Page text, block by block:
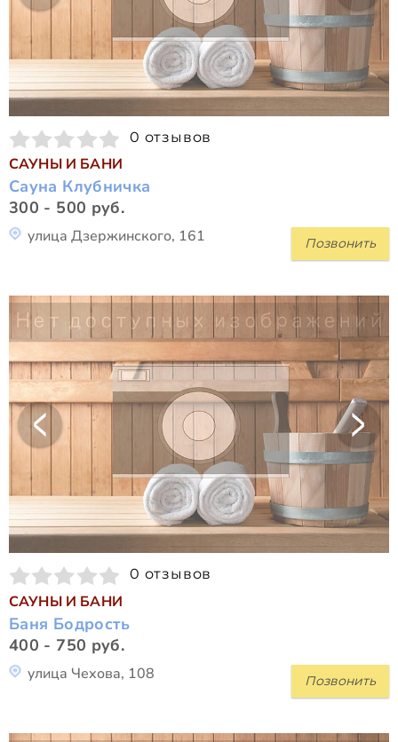
0 отзывов
САУНЫ И БАНИ
Сауна Клубничка
300 - 500 руб.
Позвонить
улица Дзержинского, 161
0 отзывов
САУНЫ И БАНИ
Баня Бодрость
400 - 750 руб.
Позвонить
улица Чехова, 108